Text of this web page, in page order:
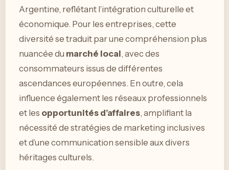
Argentine, reflétant l’intégration culturelle et
économique. Pour les entreprises, cette
diversité se traduit par une compréhension plus
nuancée du marché local, avec des
consommateurs issus de différentes
ascendances européennes. En outre, cela
influence également les réseaux professionnels
et les opportunités d’affaires, amplifiant la
nécessité de stratégies de marketing inclusives
et d’une communication sensible aux divers
héritages culturels.